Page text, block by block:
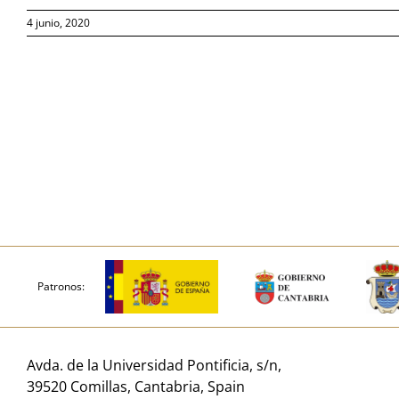
4 junio, 2020
Patronos:
Avda. de la Universidad Pontificia, s/n,
39520 Comillas, Cantabria, Spain